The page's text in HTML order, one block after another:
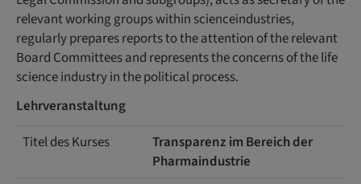
relevant working groups within scienceindustries,
regularly prepares reports to the attention of the relevant
Board Committees and represents the concerns of the life
science industry in the political process.
Lehrveranstaltung
Titel des Kurses
Transparenz im Bereich der
Pharmaindustrie